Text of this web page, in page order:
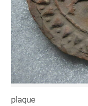
plaque